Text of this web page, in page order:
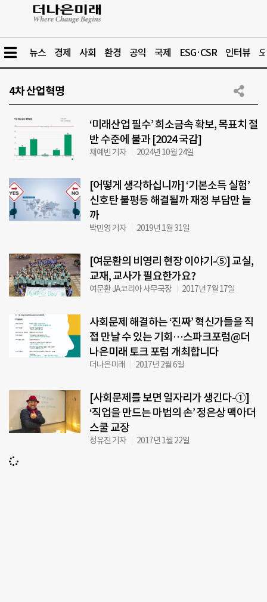
뉴스 경제 사회 환경 공익 국제 ESG·CSR 인터뷰
4차 산업혁명
‘미래산업 필수’ 희소금속 확보, 목표치 절
반 수준에 불과 [2024 국감]
채예빈 기자 2024년 10월 24일
[어떻게 생각하십니까] ‘기본소득 실험’
신호탄 불평등 해결될까 재정 부담만 늘
까
박민영 기자 2019년 1월 31일
[여문환의 비영리 현장 이야기-⑤] 교실,
교재, 교사가 필요한가요?
여문환 JA코리아 사무국장 2017년 7월 17일
사회문제 해결하는 ‘진짜’ 혁신가들을 직
접 만날 수 있는 기회…스파크포럼@더
나은미래 토크 포럼 개최합니다
더나은미래 2017년 2월 6일
[사회문제를 보면 일자리가 생긴다-①]
‘직업을 만드는 마법의 손’ 정은상 맥아더
스쿨 교장
정유진 기자 2017년 1월 22일